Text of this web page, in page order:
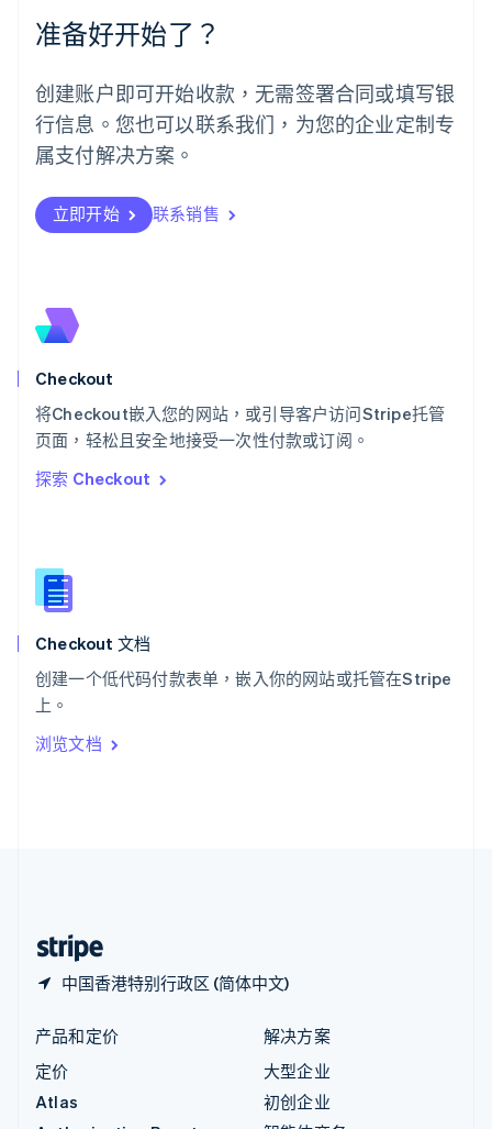
准备好开始了？
创建账户即可开始收款，无需签署合同或填写银
行信息。您也可以联系我们，为您的企业定制专
属支付解决方案。
立即开始 联系销售
Checkout
将Checkout嵌入您的网站，或引导客户访问Stripe托管
页面，轻松且安全地接受一次性付款或订阅。
探索 Checkout
Checkout 文档
创建一个低代码付款表单，嵌入你的网站或托管在Stripe
上。
浏览文档
中国香港特别行政区 (简体中文)
墨西哥
EspañolEnglish
English
葡萄牙
PortuguêsEnglish
日本
瑞典
Svenska English
瑞士
English
斯洛伐克
English
斯洛文尼亚
泰国
ไทยEnglish
English
English
新西兰
匈牙利
意大利
印度
English
产品和定价
定价
Atlas
解决方案
大型企业
初创企业